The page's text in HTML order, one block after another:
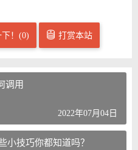
！(0) 打赏本站
调用
2022年07月04日
小技巧你都知道吗？